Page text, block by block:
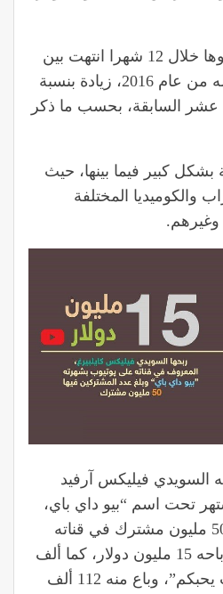
وتمثل الأرباح التي حققوها خلال 12 شهرا انتهت بين
يونيو 2015 والشهر نفسه من عام 2016، زيادة بنسبة
عشر السابقة، بحسب ما ذكر
بشكل كبير فيما بينها، حيث
والكوميديا المختلفة
وغيرهم.
السويدي فيليكس آرفيد
تحت اسم “بيو داي باي،
وحقق لوحده أكثر من 50 مليون مشترك في قناته
على يوتيوب، وبلغت أرباحه 15 مليون دولار، كما ألف
كتابا بعنوان “هذا الكتاب يحبكم”، وباع منه 112 ألف